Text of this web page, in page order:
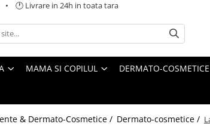
• 🕐 Livrare in 24h in toata tara
MAMA SI COPILUL DERMATO-COSMETICE
& Dermato-Cosmetice / Dermato-cosmetice /